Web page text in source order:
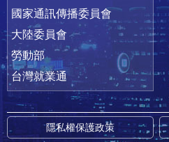
國家通訊傳播委員會
大陸委員會
勞動部
台灣就業通
隱私權保護政策